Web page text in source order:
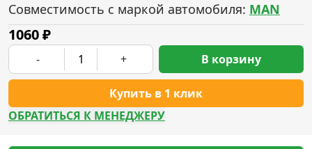
Совместимость с маркой автомобиля: MAN
1060₽
- +
Купить в 1 клик
В корзину
ОБРАТИТЬСЯ К МЕНЕДЖЕРУ